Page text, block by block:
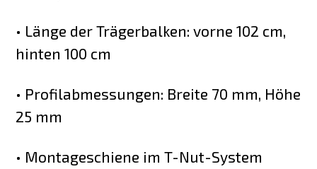
• Länge der Trägerbalken: vorne 102 cm,
hinten 100 cm
• Profilabmessungen: Breite 70 mm, Höhe
25 mm
• Montageschiene im T-Nut-System